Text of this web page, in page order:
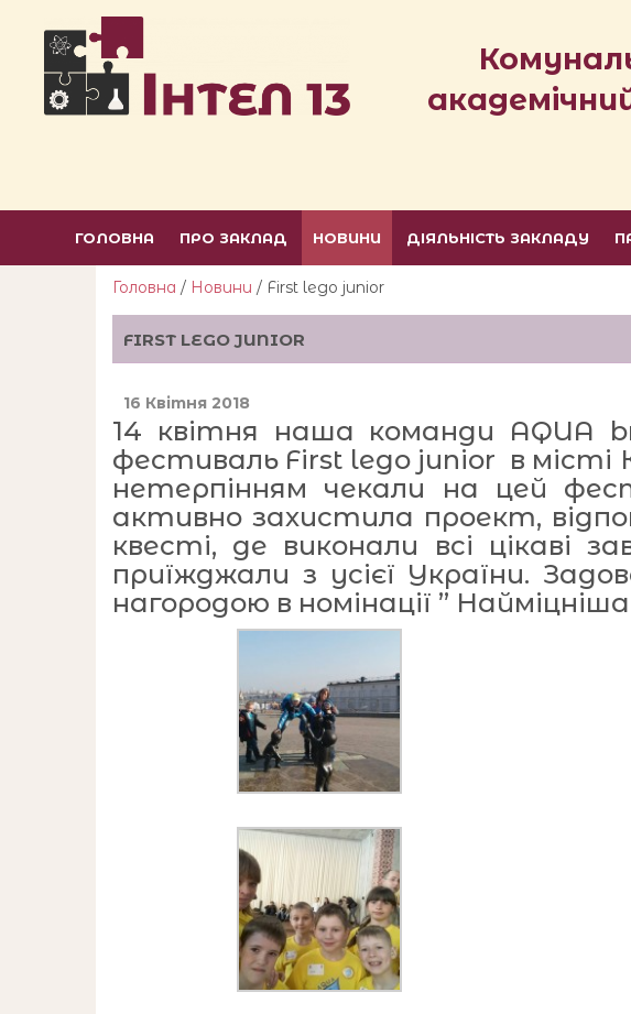
ГОЛОВНА ПРО ЗАКЛАД НОВИНИ ДІЯЛЬНІСТЬ ЗАКЛАДУ
Головна / Новини / First lego junior
FIRST LEGO JUNIOR
16 Квітня 2018
14 квітня наша команди AQUA
фестиваль First lego junior в місті
нетерпінням чекали на цей
активно захистила проект,
квесті, де виконали всі цікаві
приїжджали з усієї України.
нагородою в номінації ”